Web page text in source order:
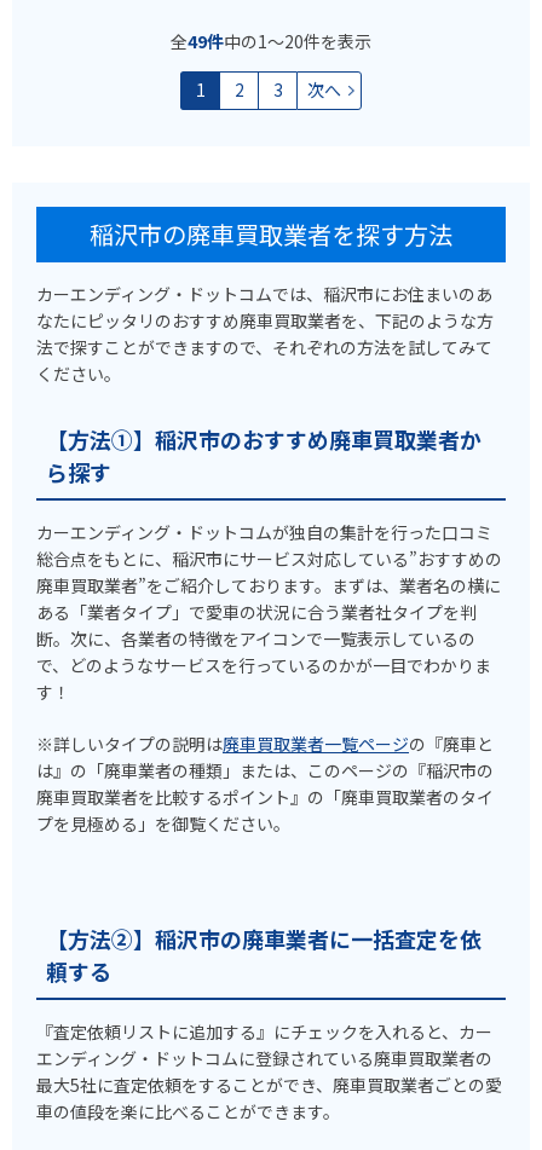
全49件中の1〜20件を表示
1
2 3 次へ
稲沢市の廃車買取業者を探す方法
カーエンディング・ドットコムでは、稲沢市にお住まいのあ
なたにピッタリのおすすめ廃車買取業者を、下記のような方
法で探すことができますので、それぞれの方法を試してみて
ください。
【方法①】稲沢市のおすすめ廃車買取業者か
ら探す
カーエンディング・ドットコムが独自の集計を行った口コミ
総合点をもとに、稲沢市にサービス対応している”おすすめの
廃車買取業者”をご紹介しております。まずは、業者名の横に
ある「業者タイプ」で愛車の状況に合う業者社タイプを判
断。次に、各業者の特徴をアイコンで一覧表示しているの
で、どのようなサービスを行っているのかが一目でわかりま
す！
※詳しいタイプの説明は廃車買取業者一覧ページの『廃車と
は』の「廃車業者の種類」または、このページの『稲沢市の
廃車買取業者を比較するポイント』の「廃車買取業者のタイ
プを見極める」を御覧ください。
【方法②】稲沢市の廃車業者に一括査定を依
頼する
『査定依頼リストに追加する』にチェックを入れると、カー
エンディング・ドットコムに登録されている廃車買取業者の
最大5社に査定依頼をすることができ、廃車買取業者ごとの愛
車の値段を楽に比べることができます。